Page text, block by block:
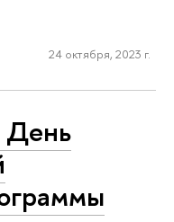
24 октября, 2023 г.